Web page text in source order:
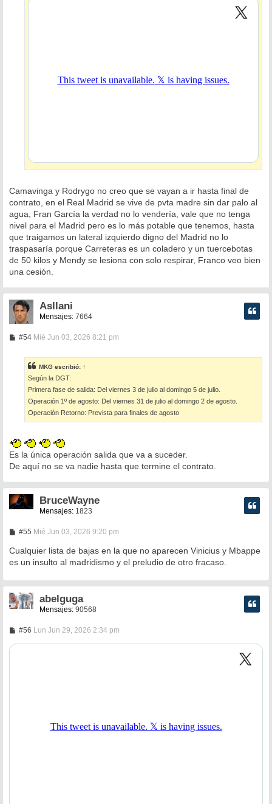
Camavinga y Rodrygo no creo que se vayan a ir hasta final de
contrato, en el Real Madrid se vive de pvta madre sin dar palo al
agua, Fran García la verdad no lo vendería, vale que no tenga
nivel para el Madrid pero es lo más potable que tenemos, hasta
que traigamos un lateral izquierdo digno del Madrid no lo
traspasaría porque Carreteras es un coladero y un tuercebotas
de 50 kilos y Mendy se lesiona con solo respirar, Franco veo bien
una cesión.
Asllani
Mensajes: 7664
#54M
s
a
j
e
Mié Jun 03, 2026 8:21 pm
MKG escribió: ↑
Según la DGT:
Primera fase de salida: Del viernes 3 de julio al domingo 5 de julio.
Operación 1º de agosto: Del viernes 31 de julio al domingo 2 de agosto.
Operación Retorno: Prevista para finales de agosto
Es la única operación salida que va a suceder.
De aquí no se va nadie hasta que termine el contrato.
BruceWayne
Mensajes: 1823
#55M
n
s
a
e
Mié Jun 03, 2026 9:20 pm
Cualquier lista de bajas en la que no aparecen Vinicius y Mbappe
es un insulto al madridismo y el preludio de otro fracaso.
abelguga
Mensajes: 90568
#56M
n
Lun Jun 29, 2026 2:34 pm